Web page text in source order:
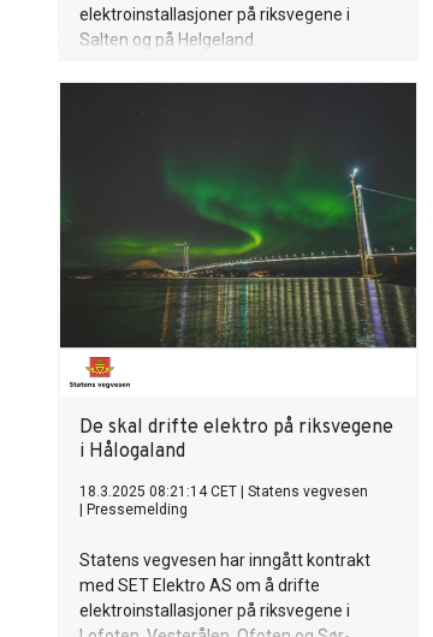
elektroinstallasjoner på riksvegene i
Salten og på Helgeland.
De skal drifte elektro på riksvegene
i Hålogaland
18.3.2025 08:21:14 CET
Statens vegvesen
Pressemelding
Statens vegvesen har inngått kontrakt
med SET Elektro AS om å drifte
elektroinstallasjoner på riksvegene i